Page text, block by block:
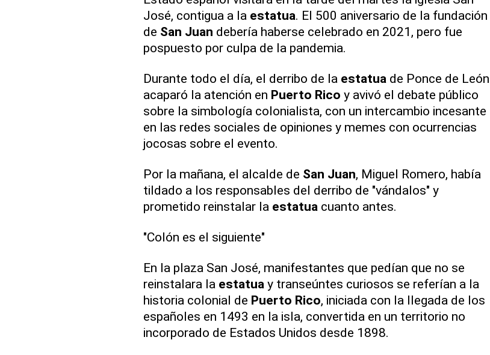
José, contigua a la estatua. El 500 aniversario de la fundación
de San Juan debería haberse celebrado en 2021, pero fue
pospuesto por culpa de la pandemia.
Durante todo el día, el derribo de la estatuade Ponce de León
acaparó la atención en Puerto Rico y avivó el debate público
sobre la simbología colonialista, con un intercambio incesante
en las redes sociales de opiniones y memes con ocurrencias
jocosas sobre el evento.
Por la mañana, el alcalde de San Juan, Miguel Romero, había
tildado a los responsables del derribo de "vándalos" y
prometido reinstalar la estatuacuanto antes.
"Colón es el siguiente"
En la plaza San José, manifestantes que pedían que no se
reinstalara la estatuay transeúntes curiosos se referían a la
historia colonial de Puerto Rico, iniciada con la llegada de los
españoles en 1493 en la isla, convertida en un territorio no
incorporado de Estados Unidos desde 1898.